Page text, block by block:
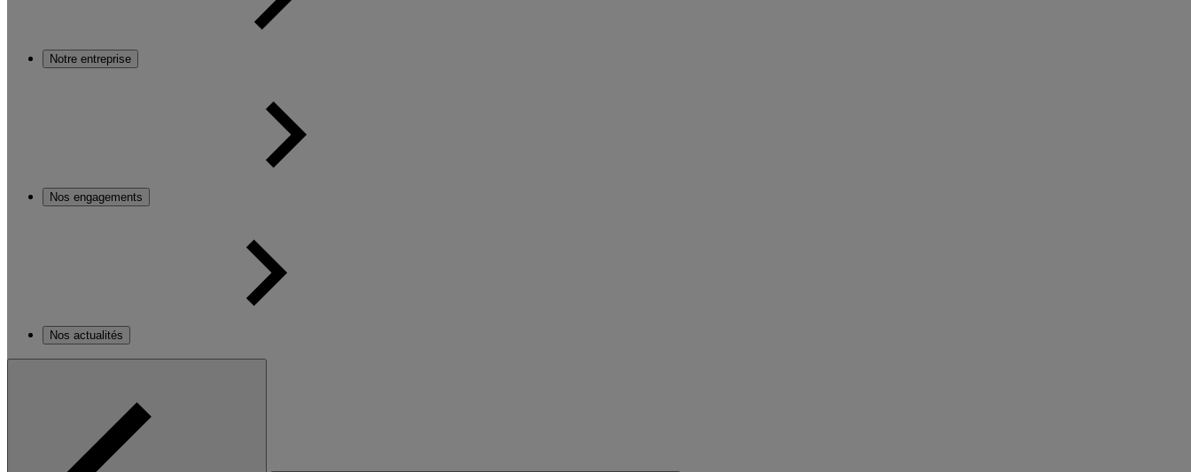
Notre entreprise
Nos engagements
Nos actualités